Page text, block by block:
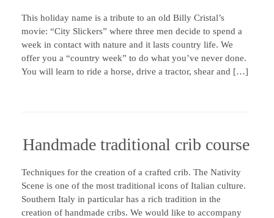
This holiday name is a tribute to an old Billy Cristal’s
movie: “City Slickers” where three men decide to spend a
week in contact with nature and it lasts country life. We
offer you a “country week” to do what you’ve never done.
You will learn to ride a horse, drive a tractor, shear and […]
Handmade traditional crib course
Techniques for the creation of a crafted crib. The Nativity
Scene is one of the most traditional icons of Italian culture.
Southern Italy in particular has a rich tradition in the
creation of handmade cribs. We would like to accompany